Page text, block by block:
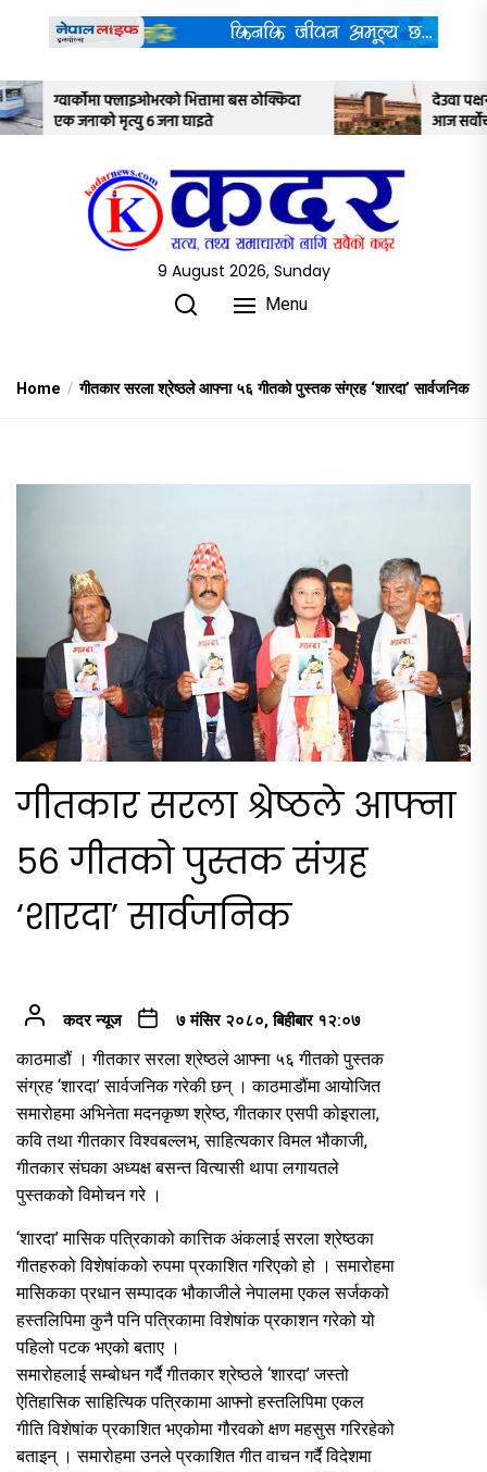
contentबस ठोक्किदा
देउवा पक्षयले दिएकोे पुनरावलोकन निवेदनमाथि
आज सर्वोच्च अदालतका तीन न्यायाधीशले
9 August 2026, Sunday
Menu
Home गीतकार सरला श्रेष्ठले आफ्ना ५६ गीतको पुस्तक संग्रह ‘शारदा’ सार्वजनिक
गीतकार सरला श्रेष्ठले आफ्ना
५६ गीतको पुस्तक संग्रह
‘शारदा’ सार्वजनिक
कदर न्यूज ७ मंसिर २०८०, बिहीबार १२:०७
काठमाडौं । गीतकार सरला श्रेष्ठले आफ्ना ५६ गीतको पुस्तक
संग्रह ‘शारदा’ सार्वजनिक गरेकी छन् । काठमाडौंमा आयोजित
समारोहमा अभिनेता मदनकृष्ण श्रेष्ठ, गीतकार एसपी कोइराला,
कवि तथा गीतकार विश्वबल्लभ, साहित्यकार विमल भौकाजी,
गीतकार संघका अध्यक्ष बसन्त वित्यासी थापा लगायतले
पुस्तकको विमोचन गरे ।
‘शारदा’ मासिक पत्रिकाको कात्तिक अंकलाई सरला श्रेष्ठका
गीतहरुको विशेषांकको रुपमा प्रकाशित गरिएको हो । समारोहमा
मासिकका प्रधान सम्पादक भौकाजीले नेपालमा एकल सर्जकको
हस्तलिपिमा कुनै पनि पत्रिकामा विशेषांक प्रकाशन गरेको यो
पहिलो पटक भएको बताए ।
समारोहलाई सम्बोधन गर्दै गीतकार श्रेष्ठले ‘शारदा’ जस्तो
ऐतिहासिक साहित्यिक पत्रिकामा आफ्नो हस्तलिपिमा एकल
गीति विशेषांक प्रकाशित भएकोमा गौरवको क्षण महसुस गरिरहेको
बताइन् । समारोहमा उनले प्रकाशित गीत वाचन गर्दै विदेशमा